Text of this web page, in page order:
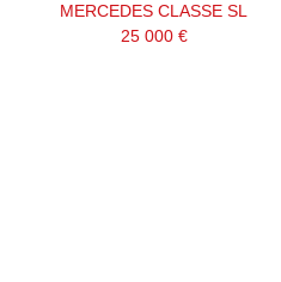
MERCEDES CLASSE SL
25 000 €